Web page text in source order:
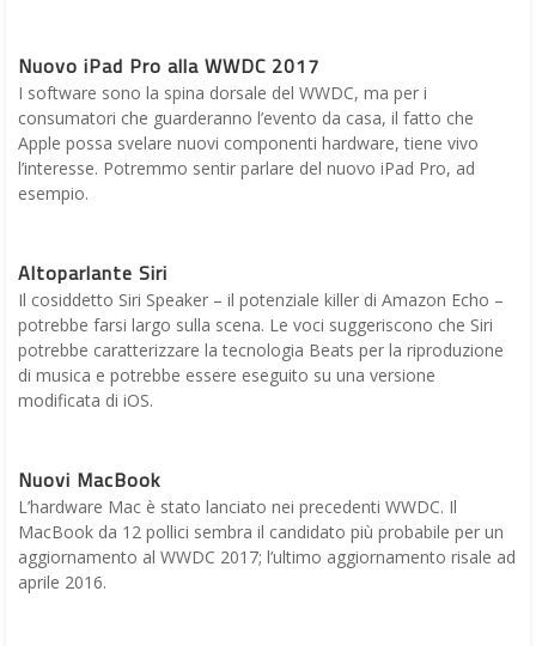
Nuovo iPad Pro alla WWDC 2017
I software sono la spina dorsale del WWDC, ma per i
consumatori che guarderanno l’evento da casa, il fatto che
Apple possa svelare nuovi componenti hardware, tiene vivo
l’interesse. Potremmo sentir parlare del nuovo iPad Pro, ad
esempio.
Altoparlante Siri
Il cosiddetto Siri Speaker – il potenziale killer di Amazon Echo –
potrebbe farsi largo sulla scena. Le voci suggeriscono che Siri
potrebbe caratterizzare la tecnologia Beats per la riproduzione
di musica e potrebbe essere eseguito su una versione
modificata di iOS.
Nuovi MacBook
L’hardware Mac è stato lanciato nei precedenti WWDC. Il
MacBook da 12 pollici sembra il candidato più probabile per un
aggiornamento al WWDC 2017; l’ultimo aggiornamento risale ad
aprile 2016.